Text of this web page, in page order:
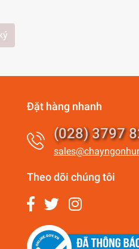
Đặt hàng nhanh
(028) 3797
Theo dõi chúng tôi